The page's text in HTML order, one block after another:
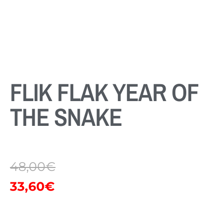
FLIK FLAK YEAR OF
THE SNAKE
48,00€
33,60€